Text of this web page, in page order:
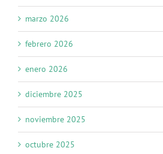
marzo 2026
febrero 2026
enero 2026
diciembre 2025
noviembre 2025
octubre 2025